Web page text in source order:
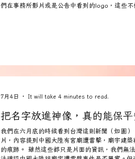
們在事務所影片或是公告中看到的logo，這些
把名字放進神像，真的能保平
我們在六月底的時候看到台灣這則新聞（如圖
片，內容提到中國大陸有宮廟遭雷擊，廟宇建
的痕跡。 雖然這些都只是片面的資訊，我們無
7月4日 It will take 4 minutes to read.